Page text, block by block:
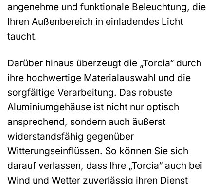
angenehme und funktionale Beleuchtung, die
Ihren Außenbereich in einladendes Licht
taucht.
Darüber hinaus überzeugt die „Torcia“ durch
ihre hochwertige Materialauswahl und die
sorgfältige Verarbeitung. Das robuste
Aluminiumgehäuse ist nicht nur optisch
ansprechend, sondern auch äußerst
widerstandsfähig gegenüber
Witterungseinflüssen. So können Sie sich
darauf verlassen, dass Ihre „Torcia“ auch bei
Wind und Wetter zuverlässig ihren Dienst